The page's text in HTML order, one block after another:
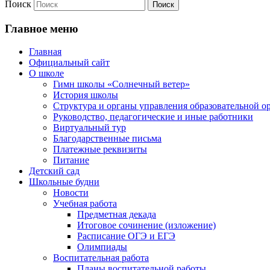
Поиск
Главное меню
Главная
Официальный сайт
О школе
Гимн школы «Солнечный ветер»
История школы
Структура и органы управления образовательной
Руководство, педагогические и иные работники
Виртуальный тур
Благодарственные письма
Платежные реквизиты
Питание
Детский сад
Школьные будни
Новости
Учебная работа
Предметная декада
Итоговое сочинение (изложение)
Расписание ОГЭ и ЕГЭ
Олимпиады
Воспитательная работа